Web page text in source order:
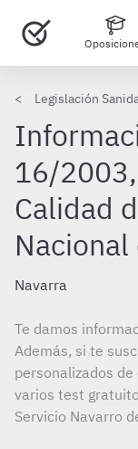
Legislación
16/
Calidad
Nacional
Navarra
Te damos
Además, si te
personalizados
varios test
Servicio Navarro